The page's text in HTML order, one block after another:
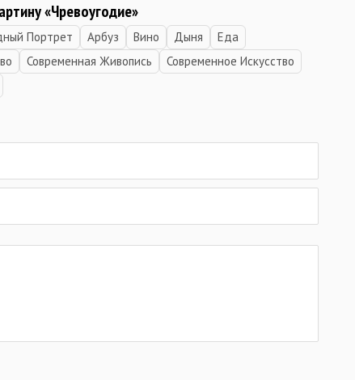
«Чревоугодие»
Портрет Арбуз Вино Дыня
Еда
Современная Живопись
Современное Искусство